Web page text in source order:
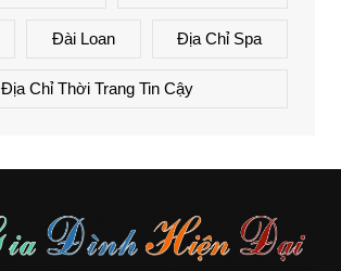
Đài Loan Địa Chỉ Spa
Địa Chỉ Thời Trang Tin Cậy